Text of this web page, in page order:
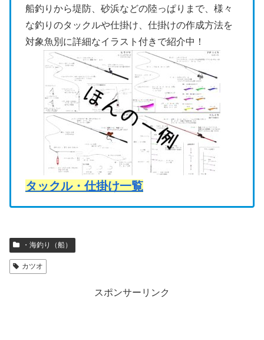
船釣りから堤防、砂浜などの陸っぱりまで、様々
な釣りのタックルや仕掛け、仕掛けの作成方法を
対象魚別に詳細なイラスト付きで紹介中！
タックル・仕掛け一覧
・海釣り（船）
カツオ
スポンサーリンク